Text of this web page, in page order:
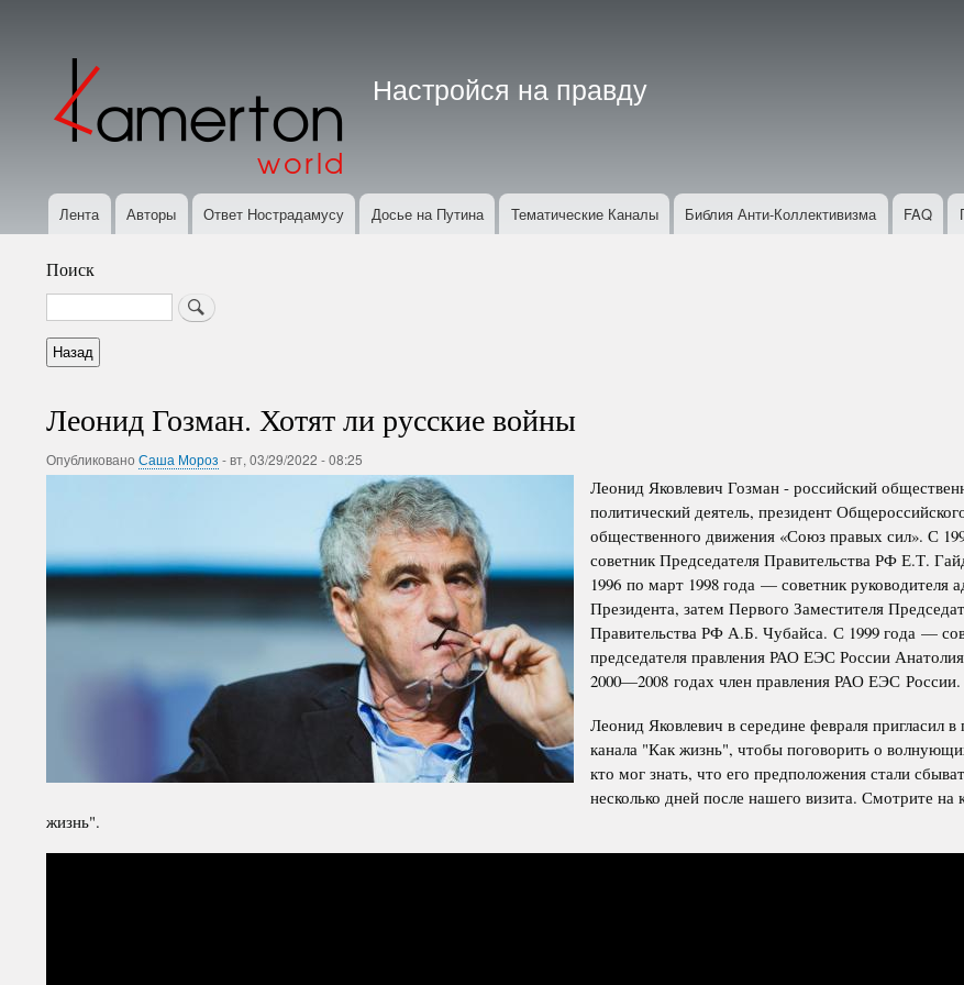
учётной
записи
пользователя
Настройся на правду
Основная
Лента Авторы Ответ Нострадамусу Досье на Путина Тематические Каналы Библия Анти-Коллективизма FAQ
Поиск
Search
Леонид Гозман. Хотят ли русские войны
Опубликовано Саша Мороз -вт, 03/29/2022 - 08:25
Леонид Яковлевич Гозман - российский
политический деятель, президент
общественного движения «Союз правых сил». С
советник Председателя Правительства РФ Е.Т.
1996 по март 1998 года — советник руководителя
Президента, затем Первого Заместителя
Правительства РФ А.Б. Чубайса. С 1999 года —
председателя правления РАО ЕЭС России
2000—2008 годах член правления РАО ЕЭС России.
Леонид Яковлевич в середине февраля пригласил в
канала "Как жизнь", чтобы поговорить о
кто мог знать, что его предположения стали
несколько дней после нашего визита. Смотрите на
жизнь".